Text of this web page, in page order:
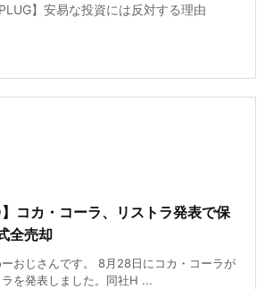
PLUG】安易な投資には反対する理由
】コカ・コーラ、リストラ発表で保
全売却
おじさんです。 8月28日にコカ・コーラが
ラを発表しました。同社H ...